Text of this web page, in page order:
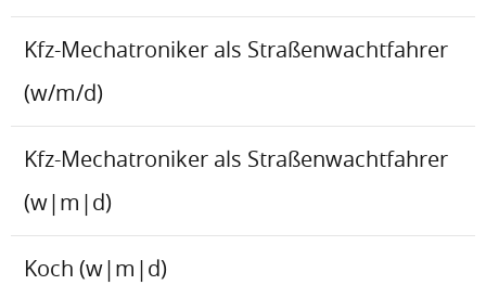
Kfz-Mechatroniker als Straßenwachtfahrer
(w/m/d)
Kfz-Mechatroniker als Straßenwachtfahrer
(w|m|d)
Koch (w|m|d)